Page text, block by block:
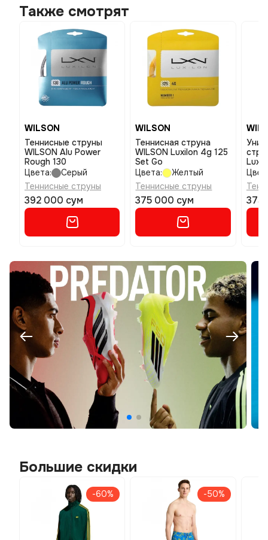
Также смотрят
WILSON
Теннисные струны
WILSON Alu Power
Rough 130
Цвета:
Серый
Теннисные струны
392 000 сум
WILSON
Теннисная струна
WILSON Luxilon 4g 125
Set Go
Цвета:
Желтый
Теннисные струны
375 000 сум
Унисекс
set
125
375
Большие скидки
-60% -50%